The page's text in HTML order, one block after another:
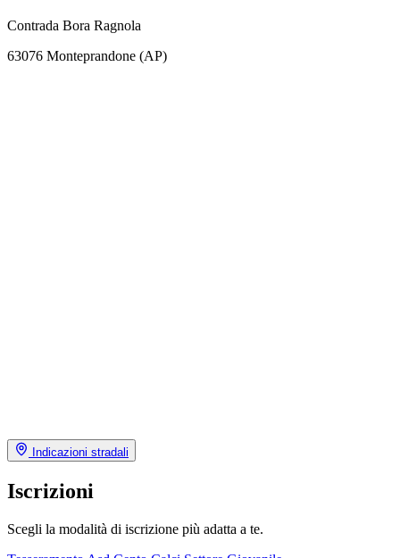
Contrada Bora Ragnola
63076 Monteprandone (AP)
Indicazioni stradali
Iscrizioni
Scegli la modalità di iscrizione più adatta a te.